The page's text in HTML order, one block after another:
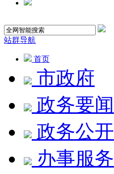
站群导航
首页
市政府
政务要闻
政务公开
办事服务